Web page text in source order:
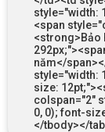
style="width:
<span
<strong>Bảo
năm</
style="width:
size:
colspan="2"
0, 0); font-
</tbody></